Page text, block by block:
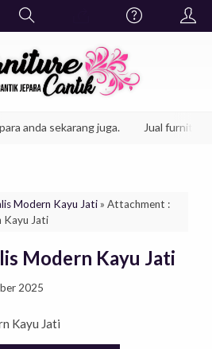
anda sekarang juga. Jual furniture
Modern Kayu Jati» Attachment :
Kayu Jati
Modern Kayu Jati
2025
Kayu Jati